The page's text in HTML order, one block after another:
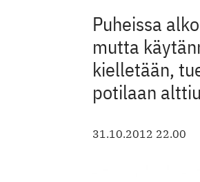
Puheissa
mutta
kielletään,
potilaan
31.10.2012 22.00